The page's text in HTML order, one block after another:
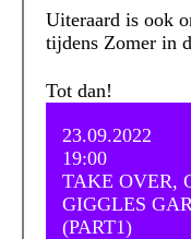
Uiteraard is ook
tijdens Zomer in
Tot dan!
23.09.2022
19:00
TAKE OVER,
GIGGLES
(PART1)